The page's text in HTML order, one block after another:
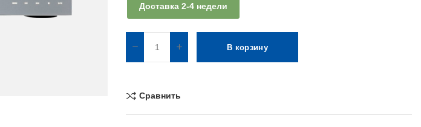
Доставка 2-4 недели
В корзину
Сравнить